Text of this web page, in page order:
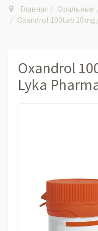
Главная Оральные
Oxandrol 100tab
Oxandrol
Lyka